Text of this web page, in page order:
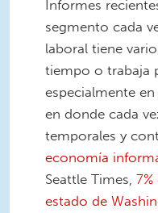
Informes
segmento cada
laboral tiene
tiempo o trabaja
especialmente
en donde cada
temporales y
economía
Seattle Times,
estado de